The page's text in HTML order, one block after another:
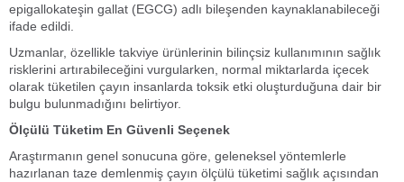
epigallokateşin gallat (EGCG) adlı bileşenden kaynaklanabileceği
ifade edildi.
Uzmanlar, özellikle takviye ürünlerinin bilinçsiz kullanımının sağlık
risklerini artırabileceğini vurgularken, normal miktarlarda içecek
olarak tüketilen çayın insanlarda toksik etki oluşturduğuna dair bir
bulgu bulunmadığını belirtiyor.
Ölçülü Tüketim En Güvenli Seçenek
Araştırmanın genel sonucuna göre, geleneksel yöntemlerle
hazırlanan taze demlenmiş çayın ölçülü tüketimi sağlık açısından